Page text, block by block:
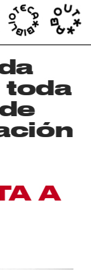
toda
A